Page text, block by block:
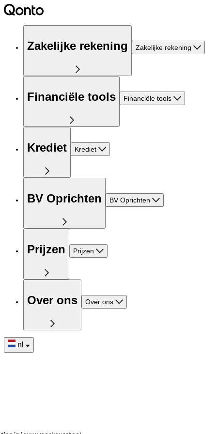
Zakelijke rekening Zakelijke rekening
Financiële tools Financiële tools
Krediet Krediet
BV Oprichten BV Oprichten
Prijzen Prijzen
Over ons Over ons
nl